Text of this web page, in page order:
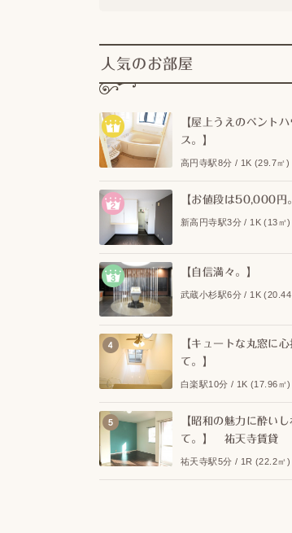
人気のお部屋
【屋上うえのペントハ
ス。】
高円寺駅8分 / 1K (29.7㎡)
【お値段は50,000円
新高円寺駅3分 / 1K (13㎡)
【自信満々。】
武蔵小杉駅6分 / 1K (20.44
【キュートな丸窓に
て。】
白楽駅10分 / 1K (17.96㎡)
【昭和の魅力に酔いし
て。】 祐天寺賃貸
祐天寺駅5分 / 1R (22.2㎡)